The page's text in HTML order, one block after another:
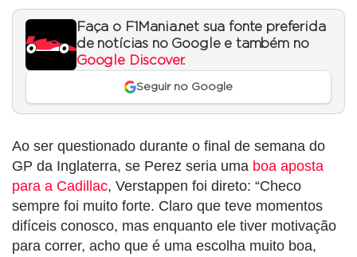
Faça o F1Mania.net sua fonte preferida
de notícias no Google e também no
Google Discover.
Seguir no Google
Ao ser questionado durante o final de semana do
GP da Inglaterra, se Perez seria uma boa aposta
para a Cadillac, Verstappen foi direto: “Checo
sempre foi muito forte. Claro que teve momentos
difíceis conosco, mas enquanto ele tiver motivação
para correr, acho que é uma escolha muito boa,